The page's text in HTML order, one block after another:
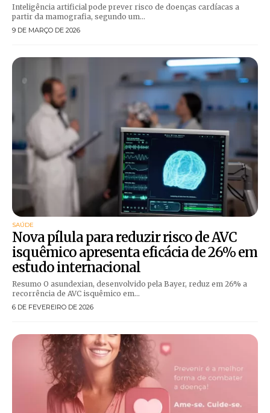
Inteligência artificial pode prever risco de doenças cardíacas a
partir da mamografia, segundo um...
9 DE MARÇO DE 2026
SAÚDE
Nova pílula para reduzir risco de AVC
isquêmico apresenta eficácia de 26% em
estudo internacional
Resumo O asundexian, desenvolvido pela Bayer, reduz em 26% a
recorrência de AVC isquêmico em...
6 DE FEVEREIRO DE 2026